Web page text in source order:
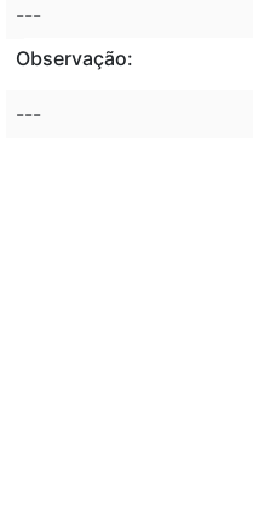
---
Observação:
---